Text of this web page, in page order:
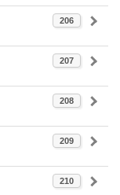
206
207
208
209
210